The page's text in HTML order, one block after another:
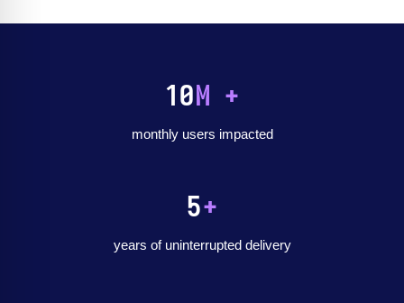
10M +
monthly users impacted
5+
years of uninterrupted delivery